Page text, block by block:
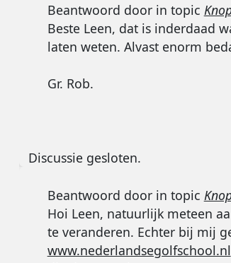
Beantwoord door in topic
Beste Leen, dat is inderdaad
laten weten. Alvast enorm
Gr. Rob.
Discussie gesloten.
Beantwoord door in topic
Hoi Leen, natuurlijk meteen
te veranderen. Echter bij mij
www.nederlandsegolfschool.nl